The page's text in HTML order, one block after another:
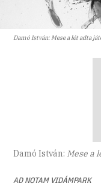
Damó István: Mese a lét adta
Damó István: Mese a
AD NOTAM VIDÁMPARK